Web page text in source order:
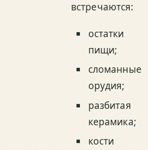
встречаются:
остатки
пищи;
сломанные
орудия;
разбитая
керамика;
кости